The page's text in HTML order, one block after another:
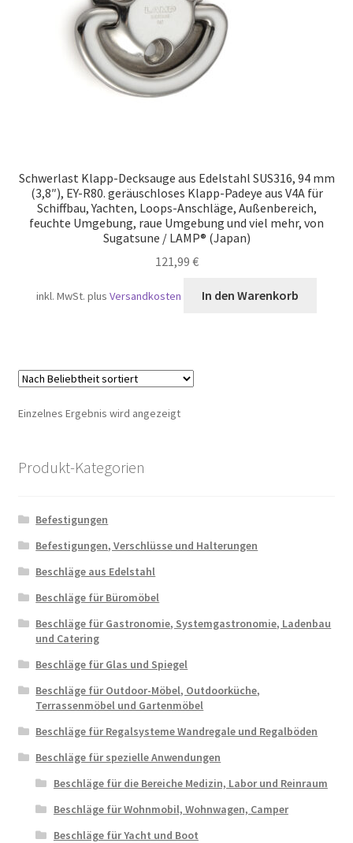
Schwerlast Klapp-Decksauge aus Edelstahl SUS316, 94 mm
(3,8″), EY-R80. geräuschloses Klapp-Padeye aus V4A für
Schiffbau, Yachten, Loops-Anschläge, Außenbereich,
feuchte Umgebung, raue Umgebung und viel mehr, von
Sugatsune / LAMP® (Japan)
121,99 €
inkl. MwSt. plusVersandkosten In den Warenkorb
Einzelnes Ergebnis wird angezeigt
Produkt-Kategorien
Befestigungen
Befestigungen, Verschlüsse und Halterungen
Beschläge aus Edelstahl
Beschläge für Büromöbel
Beschläge für Gastronomie, Systemgastronomie, Ladenbau
und Catering
Beschläge für Glas und Spiegel
Beschläge für Outdoor-Möbel, Outdoorküche,
Terrassenmöbel und Gartenmöbel
Beschläge für Regalsysteme Wandregale und Regalböden
Beschläge für spezielle Anwendungen
Beschläge für die Bereiche Medizin, Labor und Reinraum
Beschläge für Wohnmobil, Wohnwagen, Camper
Beschläge für Yacht und Boot